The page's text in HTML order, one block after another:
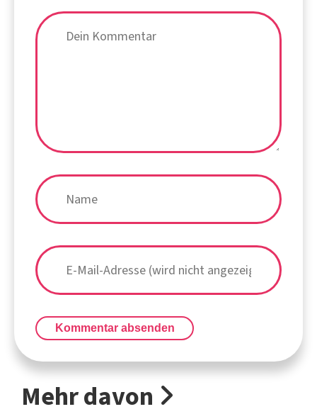
Kommentar absenden
Mehr davon